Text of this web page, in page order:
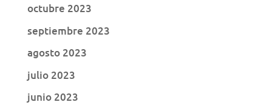
octubre 2023
septiembre 2023
agosto 2023
julio 2023
junio 2023